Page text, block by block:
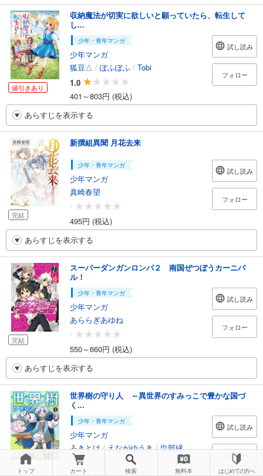
値引きあり
収納魔法が切実に欲しいと願っていたら、転生して
し...
少年・青年マンガ
少年マンガ
狐豆△ / ぽふぽふ / Tobi
1.0
401～803円 (税込)
試し読み
フォロー
あらすじを表示する
完結
新撰組異聞 月花去来
少年・青年マンガ
少年マンガ
真崎春望
-
495円 (税込)
試し読み
フォロー
あらすじを表示する
完結
スーパーダンガンロンパ２ 南国ぜつぼうカーニバ
ル！
少年・青年マンガ
少年マンガ
あららぎあゆね
-
550～660円 (税込)
試し読み
フォロー
あらすじを表示する
世界樹の守り人 ～異世界のすみっこで豊かな国づ
く...
少年・青年マンガ
少年マンガ
ろきとけ/えながゆうき/塩部縁
試し読み
フォロー
トップ カート 検索 無料本 はじめての方へ